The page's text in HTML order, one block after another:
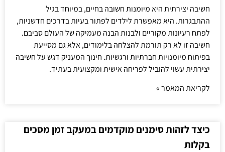
חשיבה יצירתית היא מיומנות חשובה בחיים, במיוחד בגיל
ההתבגרות. היא מאפשרת לילדים לפתור בעיות בדרכים חדשניות,
לפתח רעיונות מקוריים ולבנות הבנה מעמיקה של העולם סביבם.
חשיבה זו לא רק תורמת להצלחה בלימודים, אלא גם מסייעת
בפיתוח מיומנויות חברתיות ורגשיות. חינוך המעניק דגש על חשיבה
יצירתית עשוי להוביל לפריחה אישית ומקצועית בעתיד.
לקריאת המאמר »
כיצד לזהות סימנים מוקדמים במעקב זמן מסכים
בקלות